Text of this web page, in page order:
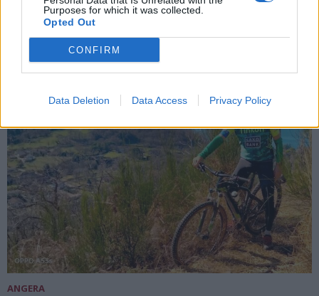
Purposes for which it was collected.
Opted Out
CONFIRM
Data Deletion Data Access Privacy Policy
ALTRE NOTIZIE DI ANGERA
ANGERA